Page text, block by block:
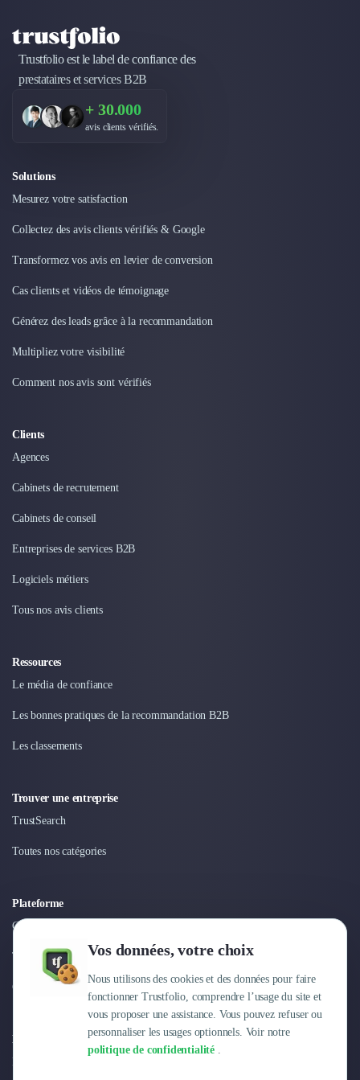
Vos données, votre choix
Nous utilisons des cookies et des données pour faire
fonctionner Trustfolio, comprendre l’usage du site et
vous proposer une assistance. Vous pouvez refuser ou
personnaliser les usages optionnels. Voir notre
politique de confidentialité .
Trustfolio est le label de confiance des
prestataires et services B2B
+ 30.000
avis clients vérifiés.
Solutions
Mesurez votre satisfaction
Collectez des avis clients vérifiés & Google
Transformez vos avis en levier de conversion
Cas clients et vidéos de témoignage
Générez des leads grâce à la recommandation
Multipliez votre visibilité
Comment nos avis sont vérifiés
Clients
Agences
Cabinets de recrutement
Cabinets de conseil
Entreprises de services B2B
Logiciels métiers
Tous nos avis clients
Ressources
Le média de confiance
Les bonnes pratiques de la recommandation B2B
Les classements
Trouver une entreprise
TrustSearch
Toutes nos catégories
Plateforme
Connexion
Tarifs
Centre d'aide
Entreprise
Pourquoi Trustfolio ?